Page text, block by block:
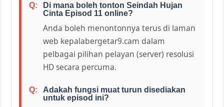
Di mana boleh tonton Seindah Hujan
Cinta Episod 11 online?
Anda boleh menontonnya terus di laman
web kepalabergetar9.cam dalam
pelbagai pilihan pelayan (server) resolusi
HD secara percuma.
Adakah fungsi muat turun disediakan
untuk episod ini?